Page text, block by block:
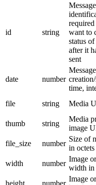
id string
Message
want to
status of
after it
sent
date number
Message
time,
file string Media
thumb
string
Media
image
file_size
number
Size of
in
width
number
Image
width in
height
number
Image